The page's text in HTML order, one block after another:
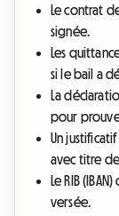
Le contrat
signée.
Les
si le bail a
La
pour
Un
avec titre
Le RIB
versée.